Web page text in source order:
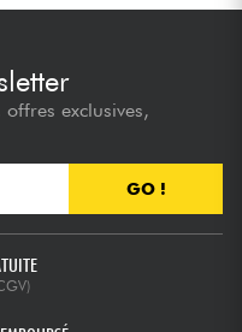
exclusives,
GO !